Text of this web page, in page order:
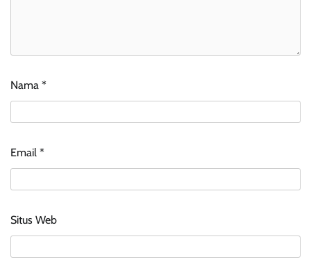
Nama *
Email *
Situs Web